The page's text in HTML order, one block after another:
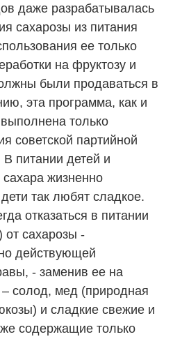
даже разрабатывалась
сахарозы из питания
ее только
на фруктозу и
были продаваться в
эта программа, как и
только
советской партийной
питании детей и
жизненно
так любят сладкое.
отказаться в питании
от сахарозы -
действующей
- заменив ее на
солод, мед (природная
и сладкие свежие и
содержащие только